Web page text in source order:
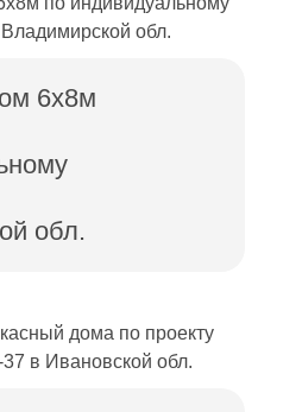
6х8м
обл.